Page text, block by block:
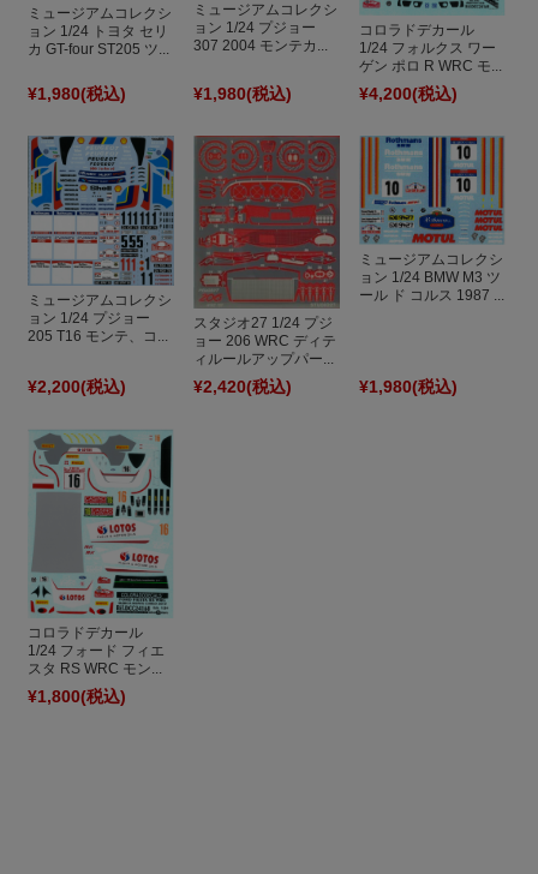
ミュージアムコレクシ
ョン 1/24 トヨタ セリ
カ GT-four ST205 ツ...
¥1,980(税込)
ミュージアムコレクシ
ョン 1/24 プジョー
307 2004 モンテカ...
¥1,980(税込)
コロラドデカール
1/24 フォルクス ワー
ゲン ポロ R WRC モ...
¥4,200(税込)
ミュージアムコレクシ
ョン 1/24 プジョー
205 T16 モンテ、コ...
¥2,200(税込)
スタジオ27 1/24 プジ
ョー 206 WRC ディテ
ィルールアップパー...
¥2,420(税込)
ミュージアムコレクシ
ョン 1/24 BMW M3 ツ
ール ド コルス 1987 ...
¥1,980(税込)
コロラドデカール
1/24 フォード フィエ
スタ RS WRC モン...
¥1,800(税込)